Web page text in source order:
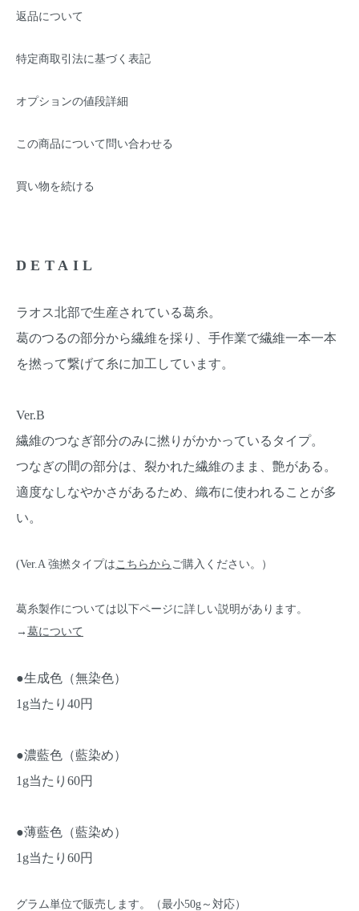
返品について
特定商取引法に基づく表記
オプションの値段詳細
この商品について問い合わせる
買い物を続ける
DETAIL
ラオス北部で生産されている葛糸。
葛のつるの部分から繊維を採り、手作業で繊維一本一本
を撚って繋げて糸に加工しています。
Ver.B
繊維のつなぎ部分のみに撚りがかかっているタイプ。
つなぎの間の部分は、裂かれた繊維のまま、艶がある。
適度なしなやかさがあるため、織布に使われることが多
い。
(Ver.A 強撚タイプはこちらから ご購入 ください。）
葛糸製作については以下ページに詳しい説明があります。
→ 葛について
●生成色（無染色）
1g当たり40円
●濃藍色（藍染め）
1g当たり60円
●薄藍色（藍染め）
1g当たり60円
グラム単位で販売します。（最小50g～対応）